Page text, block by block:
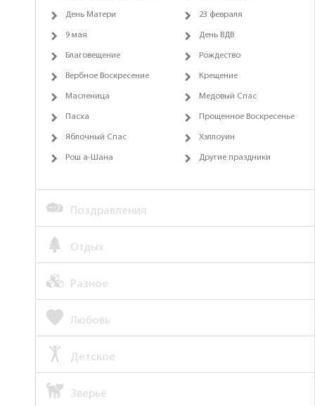
День Матери 23 февраля
9 мая День ВДВ
Благовещение Рождество
Вербное Воскресение Крещение
Масленица Медовый Спас
Пасха Прощенное Воскресенье
Яблочный Спас Хэллоуин
Рош а-Шана Другие праздники
Поздравления
Отдых
Разное
Любовь
Детское
Зверьё